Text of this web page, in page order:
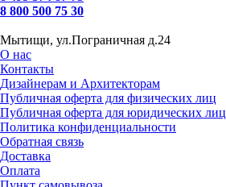
8 800 500 75 30
Мытищи, ул.Пограничная д.24
О нас
Контакты
Дизайнерам и Архитекторам
Публичная оферта для физических лиц
Публичная оферта для юридических лиц
Политика конфиденциальности
Обратная связь
Доставка
Оплата